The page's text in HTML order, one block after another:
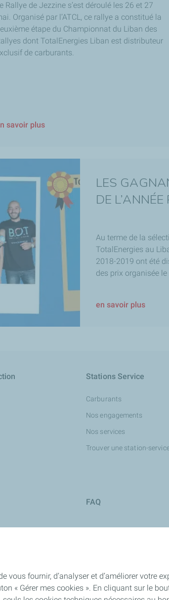
Rallye de Jezzine s’est déroulé les 26 et 27
Organisé par l’ATCL, ce rallye a constitué la
étape du Championnat du Liban des
dont TotalEnergies Liban est distributeur
de carburants.
savoir plus
LES
DE
Au terme de la
TotalEnergies au
2018-2019 ont été
des prix organisée
en savoir plus
Stations Service
Carburants
Nos engagements
Nos services
Trouver une station-
FAQ
vous fournir, d’analyser et d’améliorer votre
« Gérer mes cookies ». En cliquant sur le